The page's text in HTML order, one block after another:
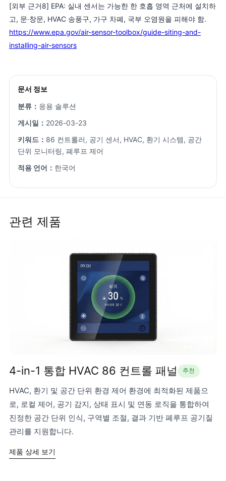
[외부 근거8] EPA: 실내 센서는 가능한 한 호흡 영역 근처에 설치하
고, 문·창문, HVAC 송풍구, 가구 차폐, 국부 오염원을 피해야 함.
https://www.epa.gov/air-sensor-toolbox/guide-siting-and-
installing-air-sensors
문서 정보
분류： 응용 솔루션
게시일： 2026-03-23
키워드： 86 컨트롤러, 공기 센서, HVAC, 환기 시스템, 공간
단위 모니터링, 폐루프 제어
적용 언어： 한국어
관련 제품
4-in-1 통합 HVAC 86 컨트롤 패널 추천
HVAC, 환기 및 공간 단위 환경 제어 환경에 최적화된 제품으
로, 로컬 제어, 공기 감지, 상태 표시 및 연동 로직을 통합하여
진정한 공간 단위 인식, 구역별 조절, 결과 기반 폐루프 공기질
관리를 지원합니다.
제품 상세 보기